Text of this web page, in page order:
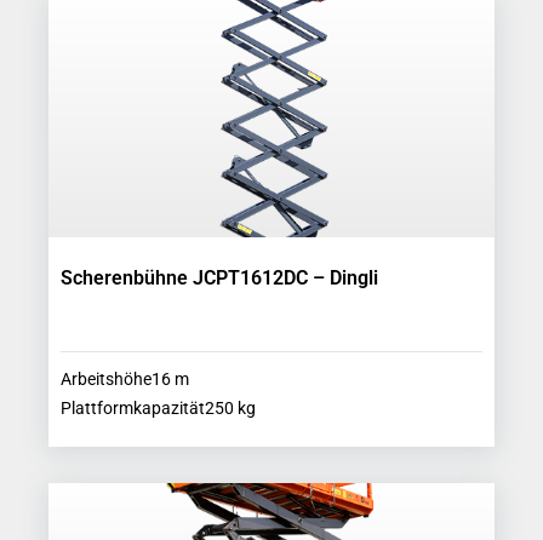
Scherenbühne JCPT1612DC – Dingli
Arbeitshöhe16 m
Plattformkapazität250 kg